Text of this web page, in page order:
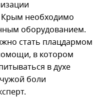
Крым необходимо
оборудованием.
стать плацдармом
в котором
в духе
боли